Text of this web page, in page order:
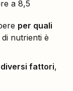
a 8,5
per quali
nutrienti è
fattori,